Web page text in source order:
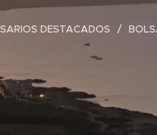
DESTACADOS